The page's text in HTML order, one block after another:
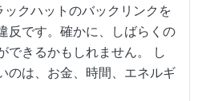
クハットのバックリンクを
反です。確かに、しばらくの
できるかもしれません。 し
のは、お金、時間、エネルギ